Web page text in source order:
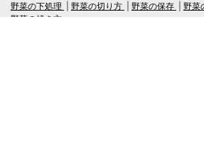
野菜の下処理
野菜の切り方 野菜の保存 野菜
野菜の焼き方